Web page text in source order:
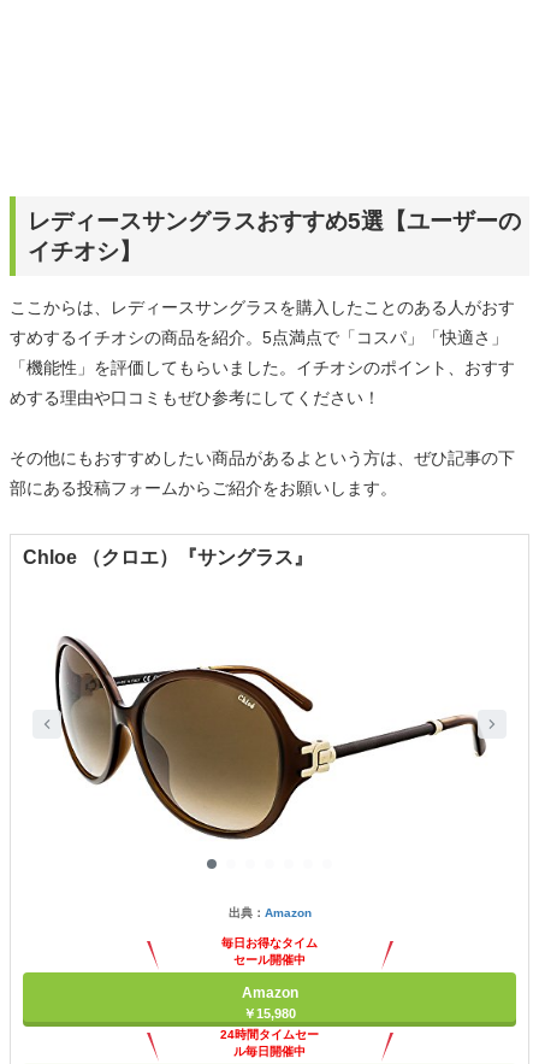
レディースサングラスおすすめ5選【ユーザーの
イチオシ】
ここからは、レディースサングラスを購入したことのある人がおす
すめするイチオシの商品を紹介。5点満点で「コスパ」「快適さ」
「機能性」を評価してもらいました。イチオシのポイント、おすす
めする理由や口コミもぜひ参考にしてください！
その他にもおすすめしたい商品があるよという方は、ぜひ記事の下
部にある投稿フォームからご紹介をお願いします。
Chloe （クロエ）『サングラス』
出典： Amazon
毎日お得なタイム
セール開催中
Amazon
￥15,980
24時間タイムセー
ル毎日開催中